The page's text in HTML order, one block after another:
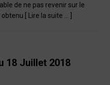
de ne pas revenir sur le
obtenu [ Lire la suite … ]
18 Juillet 2018